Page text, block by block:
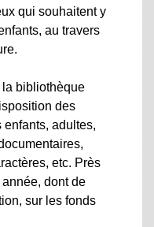
qui souhaitent y
au travers
bibliothèque
des
enfants, adultes,
etc. Près
dont de
sur les fonds